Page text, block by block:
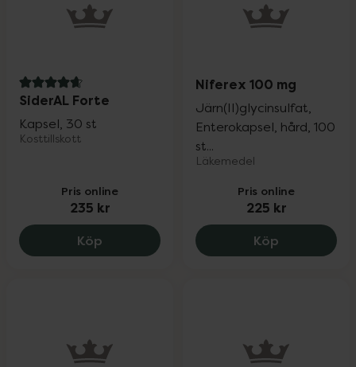
4.9 av 5 i omdöme
SiderAL Forte
Kapsel, 30 st
Kosttillskott
Pris online
235 kr
Köp SiderAL Forte, 235 kr.
Niferex 100 mg
Järn(II)glycinsulfat,
Enterokapsel, hård, 100
st...
Läkemedel
Pris online
225 kr
Köp Niferex